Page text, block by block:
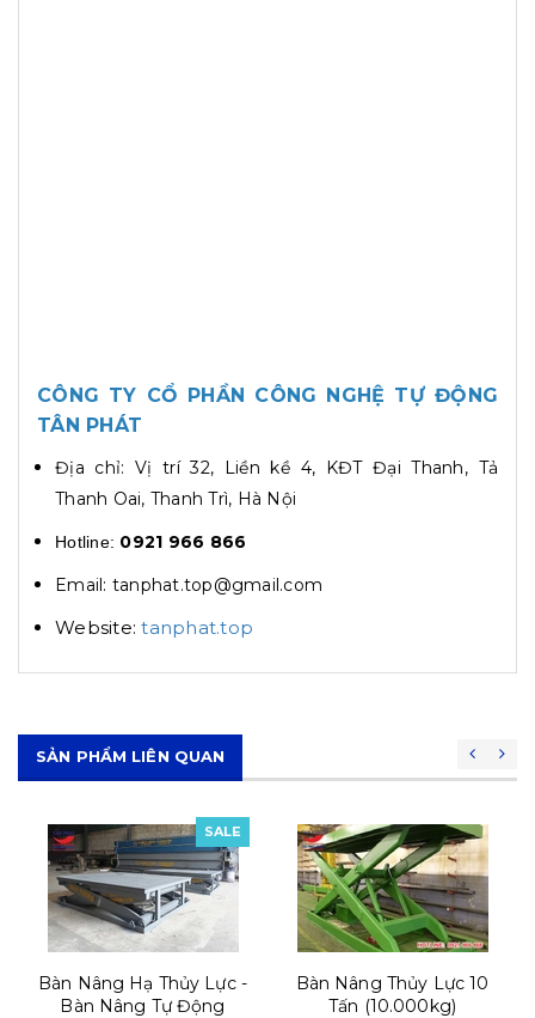
CÔNG TY CỔ PHẦN CÔNG NGHỆ TỰ ĐỘNG
TÂN PHÁT
Địa chỉ: Vị trí 32, Liền kề 4, KĐT Đại Thanh, Tả
Thanh Oai, Thanh Trì, Hà Nội
Hotline: 0921 966 866
Email: tanphat.top@gmail.com
Website:tanphat.top
SẢN PHẨM LIÊN QUAN
Bàn Nâng Thủy Lực 10
Tấn (10.000kg)
SALE
Bàn Nâng Thủy Lực 5
Tấn (5000kg)